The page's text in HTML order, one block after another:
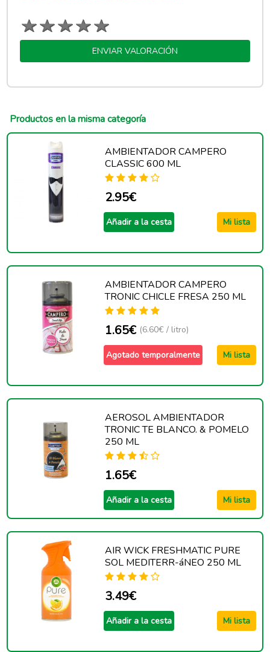
ENVIAR VALORACIÓN
Productos en la misma categoría
AMBIENTADOR CAMPERO
CLASSIC 600 ML
2.95€
Añadir a la cesta Mi lista
AMBIENTADOR CAMPERO
TRONIC CHICLE FRESA 250 ML
1.65€ (6.60€ / litro)
Agotado temporalmente Mi lista
AEROSOL AMBIENTADOR
TRONIC TE BLANCO. & POMELO
250 ML
1.65€
Añadir a la cesta Mi lista
AIR WICK FRESHMATIC PURE
SOL MEDITERR-áNEO 250 ML
3.49€
Añadir a la cesta Mi lista